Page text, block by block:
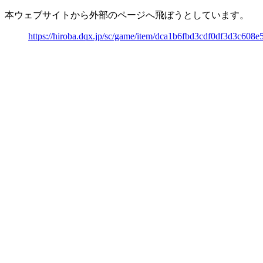
本ウェブサイトから外部のページへ飛ぼうとしています。
https://hiroba.dqx.jp/sc/game/item/